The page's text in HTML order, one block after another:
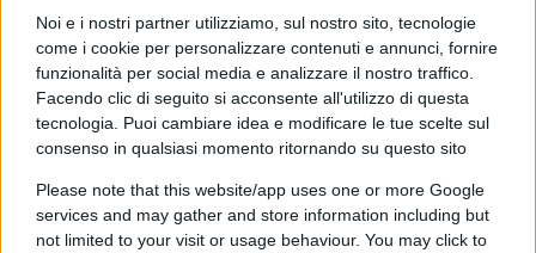
Noi e i nostri partner utilizziamo, sul nostro sito, tecnologie
come i cookie per personalizzare contenuti e annunci, fornire
funzionalità per social media e analizzare il nostro traffico.
Facendo clic di seguito si acconsente all'utilizzo di questa
tecnologia. Puoi cambiare idea e modificare le tue scelte sul
consenso in qualsiasi momento ritornando su questo sito
Please note that this website/app uses one or more Google
services and may gather and store information including but
not limited to your visit or usage behaviour. You may click to
alla scelta di aderire o meno al green passha
deciso di rassegnare le dimissioni. “Non navigo
nell’oro e non ho rendite: mi mancheranno molto
gli studenti ma la priorità è quella di una scelta
etica”, ha commentato la 46enne ormai ex
professoressa di biologia.